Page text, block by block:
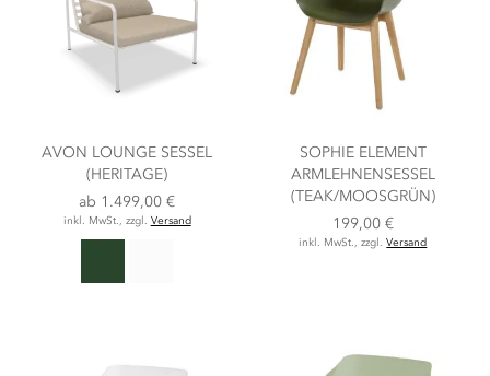
AVON LOUNGE SESSEL
(HERITAGE)
ab 1.499,00 €
inkl. MwSt., zzgl. Versand
SOPHIE ELEMENT
ARMLEHNENSESSEL
(TEAK/MOOSGRÜN)
199,00 €
inkl. MwSt., zzgl.Versand